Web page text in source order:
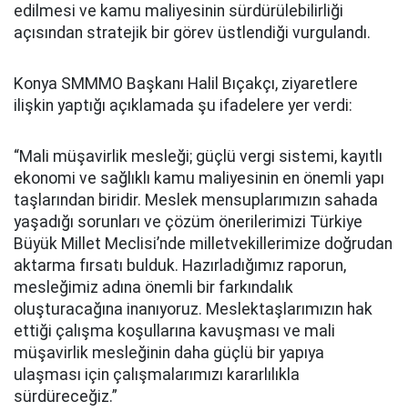
edilmesi ve kamu maliyesinin sürdürülebilirliği
açısından stratejik bir görev üstlendiği vurgulandı.
Konya SMMMO Başkanı Halil Bıçakçı, ziyaretlere
ilişkin yaptığı açıklamada şu ifadelere yer verdi:
“Mali müşavirlik mesleği; güçlü vergi sistemi, kayıtlı
ekonomi ve sağlıklı kamu maliyesinin en önemli yapı
taşlarından biridir. Meslek mensuplarımızın sahada
yaşadığı sorunları ve çözüm önerilerimizi Türkiye
Büyük Millet Meclisi’nde milletvekillerimize doğrudan
aktarma fırsatı bulduk. Hazırladığımız raporun,
mesleğimiz adına önemli bir farkındalık
oluşturacağına inanıyoruz. Meslektaşlarımızın hak
ettiği çalışma koşullarına kavuşması ve mali
müşavirlik mesleğinin daha güçlü bir yapıya
ulaşması için çalışmalarımızı kararlılıkla
sürdüreceğiz.”